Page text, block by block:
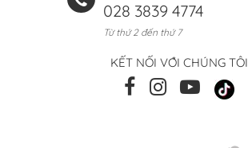
028 3839 4774
Từ thứ 2 đến thứ 7
KẾT NỐI VỚI CHÚNG TÔI